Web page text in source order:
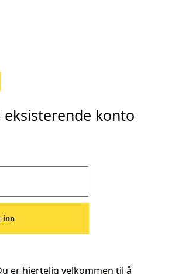
konto
inn
er hjertelig velkommen til å